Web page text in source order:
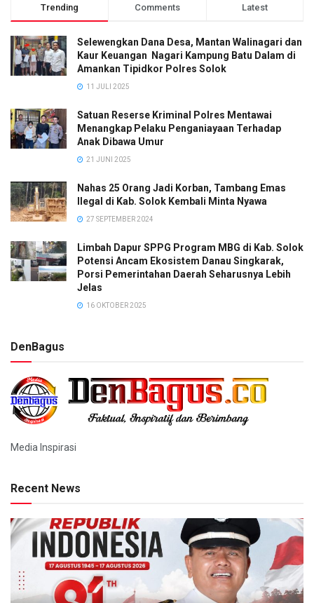
Trending Comments Latest
Selewengkan Dana Desa, Mantan Walinagari dan
Kaur Keuangan Nagari Kampung Batu Dalam di
Amankan Tipidkor Polres Solok
11 JULI 2025
Satuan Reserse Kriminal Polres Mentawai
Menangkap Pelaku Penganiayaan Terhadap
Anak Dibawa Umur
21 JUNI 2025
Nahas 25 Orang Jadi Korban, Tambang Emas
Ilegal di Kab. Solok Kembali Minta Nyawa
27 SEPTEMBER 2024
Limbah Dapur SPPG Program MBG di Kab. Solok
Potensi Ancam Ekosistem Danau Singkarak,
Porsi Pemerintahan Daerah Seharusnya Lebih
Jelas
16 OKTOBER 2025
DenBagus
Media Inspirasi
Recent News